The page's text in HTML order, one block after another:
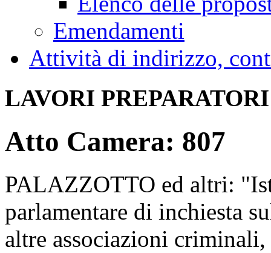
Emendamenti
Attività di indirizzo,
LAVORI
Atto Camera: 807
PALAZZOTTO ed altri:
parlamentare di inchiesta
altre associazioni